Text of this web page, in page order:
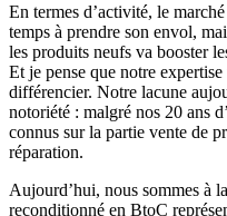
En termes d’activité, le
temps à prendre son envol,
les produits neufs va booster
Et je pense que notre
différencier. Notre lacune
notoriété : malgré nos 20 ans
connus sur la partie vente de
réparation.
Aujourd’hui, nous sommes à
reconditionné en BtoC